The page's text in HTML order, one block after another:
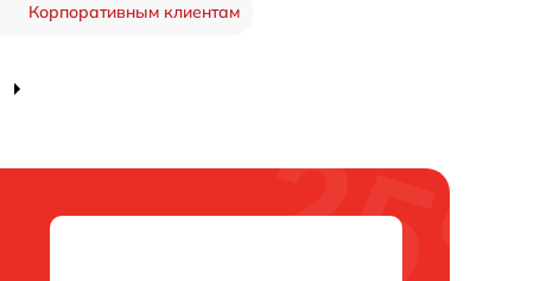
Корпоративным клиентам